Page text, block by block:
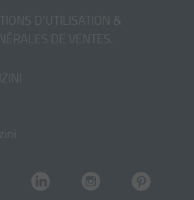
D'UTILISATION &
DE VENTES